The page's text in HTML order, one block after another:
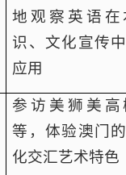
地观察英语在
识、文化宣传
应用
参访美狮美高
等，体验澳门
化交汇艺术特色